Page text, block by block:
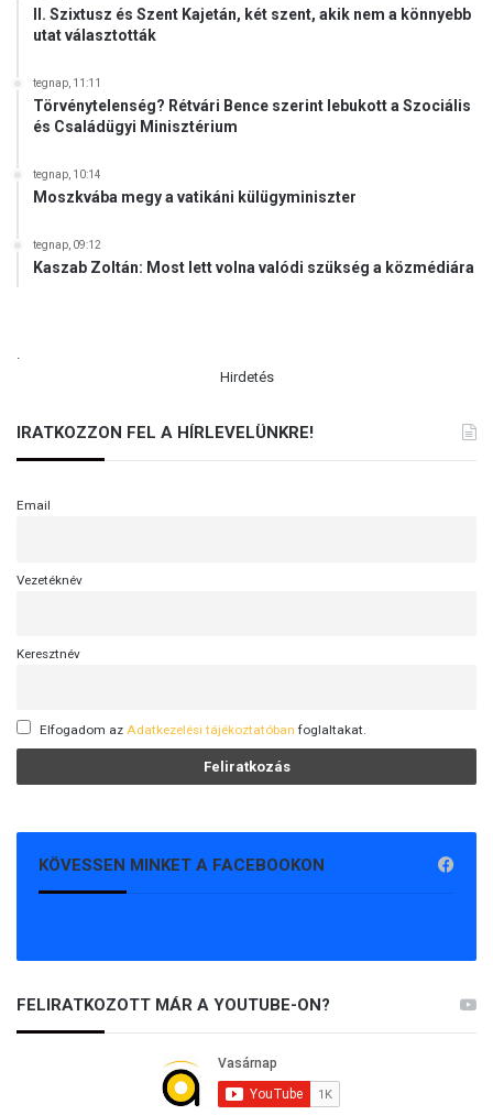
II. Szixtusz és Szent Kajetán, két szent, akik nem a könnyebb
utat választották
tegnap, 11:11
Törvénytelenség? Rétvári Bence szerint lebukott a Szociális
és Családügyi Minisztérium
tegnap, 10:14
Moszkvába megy a vatikáni külügyminiszter
tegnap, 09:12
Kaszab Zoltán: Most lett volna valódi szükség a közmédiára
.
Hirdetés
IRATKOZZON FEL A HÍRLEVELÜNKRE!
Email
Vezetéknév
Keresztnév
Elfogadom az Adatkezelési tájékoztatóban foglaltakat.
KÖVESSEN MINKET A FACEBOOKON
FELIRATKOZOTT MÁR A YOUTUBE-ON?